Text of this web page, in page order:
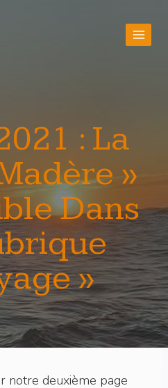
: La
»
Dans
»
notre deuxième page